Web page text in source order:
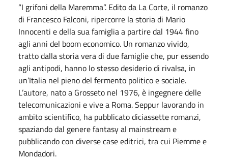
“I grifoni della Maremma”. Edito da La Corte, il romanzo
di Francesco Falconi, ripercorre la storia di Mario
Innocenti e della sua famiglia a partire dal 1944 fino
agli anni del boom economico. Un romanzo vivido,
tratto dalla storia vera di due famiglie che, pur essendo
agli antipodi, hanno lo stesso desiderio di rivalsa, in
un’Italia nel pieno del fermento politico e sociale.
L’autore, nato a Grosseto nel 1976, è ingegnere delle
telecomunicazioni e vive a Roma. Seppur lavorando in
ambito scientifico, ha pubblicato diciassette romanzi,
spaziando dal genere fantasy al mainstream e
pubblicando con diverse case editrici, tra cui Piemme e
Mondadori.